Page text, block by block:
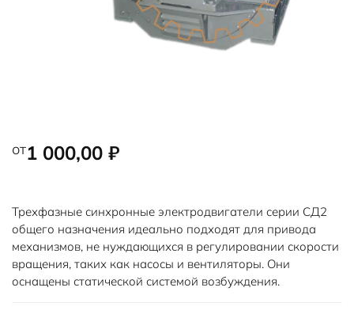
от1 000,00 ₽
Трехфазные синхронные электродвигатели серии СД2
общего назначения идеально подходят для привода
механизмов, не нуждающихся в регулировании скорости
вращения, таких как насосы и вентиляторы. Они
оснащены статической системой возбуждения.